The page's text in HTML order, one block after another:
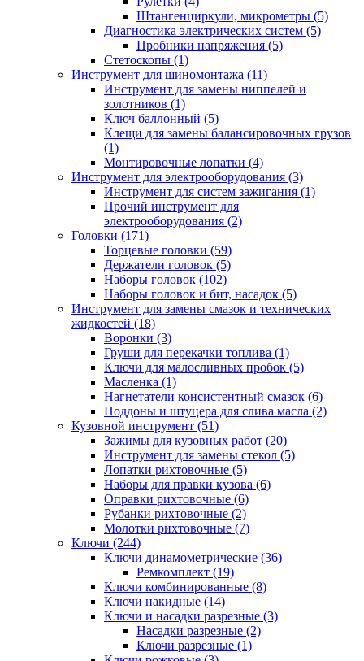
Штангенциркули, микрометры (5)
Диагностика электрических систем (5)
Пробники напряжения (5)
Стетоскопы (1)
Инструмент для шиномонтажа (11)
Инструмент для замены ниппелей и
золотников (1)
Ключ баллонный (5)
Клещи для замены балансировочных грузов
(1)
Монтировочные лопатки (4)
Инструмент для электрооборудования (3)
Инструмент для систем зажигания (1)
Прочий инструмент для
электрооборудования (2)
Головки (171)
Торцевые головки (59)
Держатели головок (5)
Наборы головок (102)
Наборы головок и бит, насадок (5)
Инструмент для замены смазок и технических
жидкостей (18)
Воронки (3)
Груши для перекачки топлива (1)
Ключи для малосливных пробок (5)
Масленка (1)
Нагнетатели консистентный смазок (6)
Поддоны и штуцера для слива масла (2)
Кузовной инструмент (51)
Зажимы для кузовных работ (20)
Инструмент для замены стекол (5)
Лопатки рихтовочные (5)
Наборы для правки кузова (6)
Оправки рихтовочные (6)
Рубанки рихтовочные (2)
Молотки рихтовочные (7)
Ключи (244)
Ключи динамометрические (36)
Ремкомплект (19)
Ключи комбинированные (8)
Ключи накидные (14)
Ключи и насадки разрезные (3)
Насадки разрезные (2)
Ключи разрезные (1)